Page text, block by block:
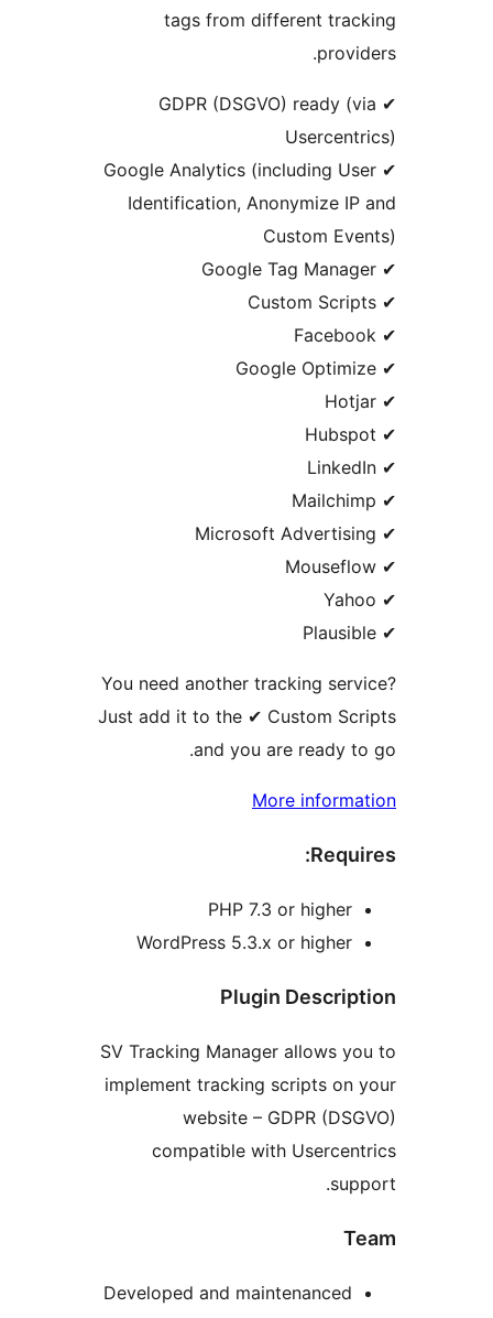
tags from different
✔ GDPR (DSGVO) ready
✔ Google Analytics (including
Identification, Anonymize
You need another tracking
Just add it to the ✔ Custom
and you are ready
More
PHP 7.3 or higher
WordPress 5.3.x or higher
Plugin
SV Tracking Manager allows
implement tracking scripts
website – GDPR
compatible with
Developed and maintenanced